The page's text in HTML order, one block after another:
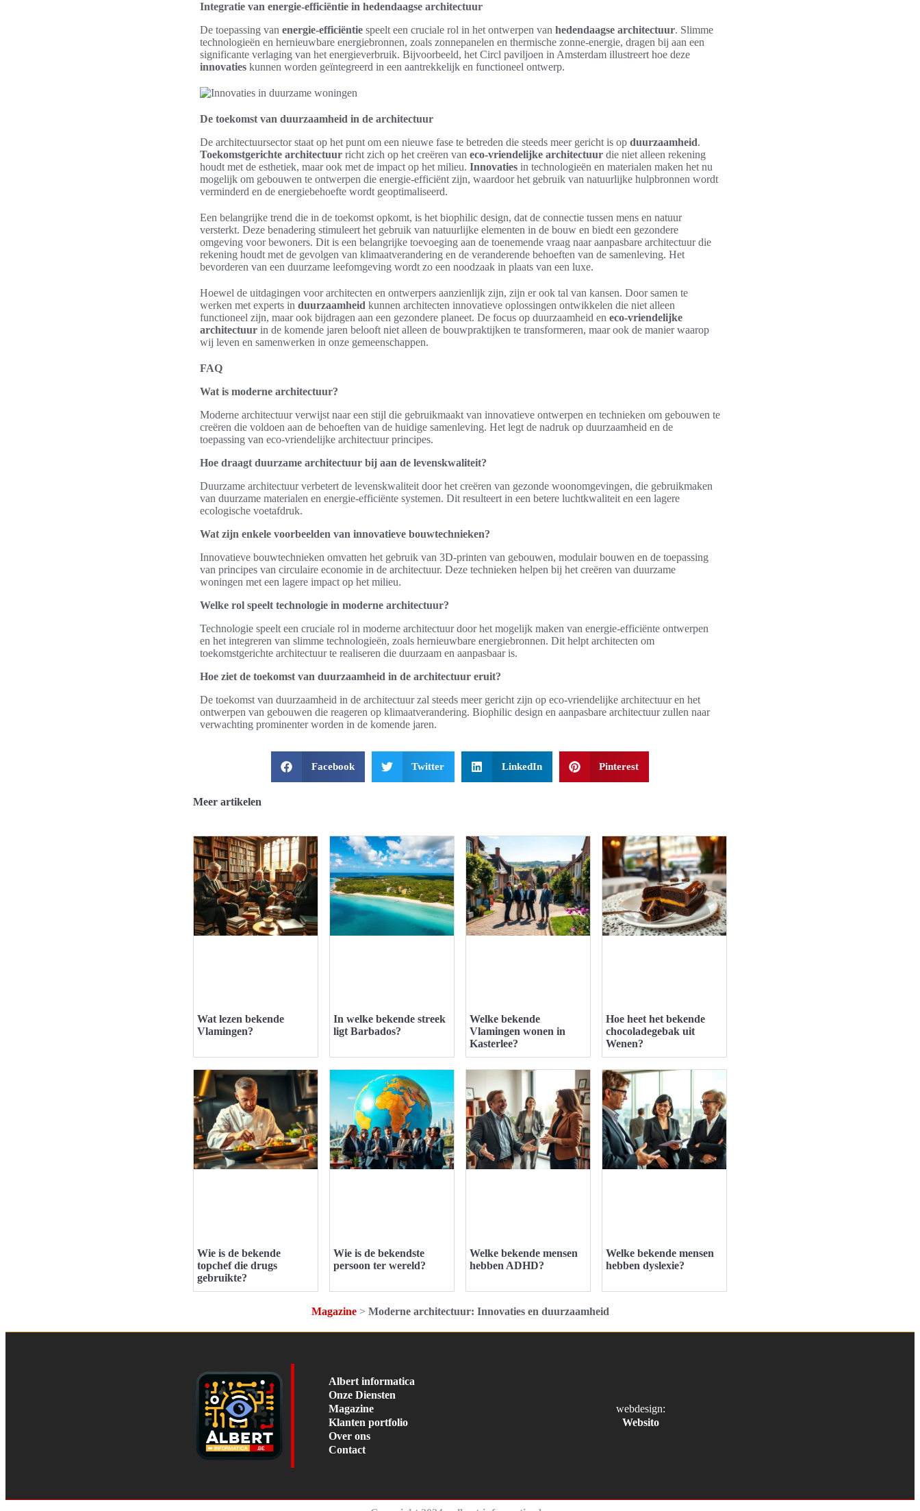
Integratie van energie-efficiëntie in hedendaagse architectuur
De toepassing van energie-efficiëntie speelt een cruciale rol in het ontwerpen van hedendaagse architectuur. Slimme
technologieën en hernieuwbare energiebronnen, zoals zonnepanelen en thermische zonne-energie, dragen bij aan een
significante verlaging van het energieverbruik. Bijvoorbeeld, het Circl paviljoen in Amsterdam illustreert hoe deze
innovaties kunnen worden geïntegreerd in een aantrekkelijk en functioneel ontwerp.
De toekomst van duurzaamheid in de architectuur
De architectuursector staat op het punt om een nieuwe fase te betreden die steeds meer gericht is op duurzaamheid.
Toekomstgerichte architectuur richt zich op het creëren van eco-vriendelijke architectuur die niet alleen rekening
houdt met de esthetiek, maar ook met de impact op het milieu. Innovaties in technologieën en materialen maken het nu
mogelijk om gebouwen te ontwerpen die energie-efficiënt zijn, waardoor het gebruik van natuurlijke hulpbronnen wordt
verminderd en de energiebehoefte wordt geoptimaliseerd.
Een belangrijke trend die in de toekomst opkomt, is het biophilic design, dat de connectie tussen mens en natuur
versterkt. Deze benadering stimuleert het gebruik van natuurlijke elementen in de bouw en biedt een gezondere
omgeving voor bewoners. Dit is een belangrijke toevoeging aan de toenemende vraag naar aanpasbare architectuur die
rekening houdt met de gevolgen van klimaatverandering en de veranderende behoeften van de samenleving. Het
bevorderen van een duurzame leefomgeving wordt zo een noodzaak in plaats van een luxe.
Hoewel de uitdagingen voor architecten en ontwerpers aanzienlijk zijn, zijn er ook tal van kansen. Door samen te
werken met experts in duurzaamheid kunnen architecten innovatieve oplossingen ontwikkelen die niet alleen
functioneel zijn, maar ook bijdragen aan een gezondere planeet. De focus op duurzaamheid en eco-vriendelijke
architectuur in de komende jaren belooft niet alleen de bouwpraktijken te transformeren, maar ook de manier waarop
wij leven en samenwerken in onze gemeenschappen.
FAQ
Wat is moderne architectuur?
Moderne architectuur verwijst naar een stijl die gebruikmaakt van innovatieve ontwerpen en technieken om gebouwen te
creëren die voldoen aan de behoeften van de huidige samenleving. Het legt de nadruk op duurzaamheid en de
toepassing van eco-vriendelijke architectuur principes.
Hoe draagt duurzame architectuur bij aan de levenskwaliteit?
Duurzame architectuur verbetert de levenskwaliteit door het creëren van gezonde woonomgevingen, die gebruikmaken
van duurzame materialen en energie-efficiënte systemen. Dit resulteert in een betere luchtkwaliteit en een lagere
ecologische voetafdruk.
Wat zijn enkele voorbeelden van innovatieve bouwtechnieken?
Innovatieve bouwtechnieken omvatten het gebruik van 3D-printen van gebouwen, modulair bouwen en de toepassing
van principes van circulaire economie in de architectuur. Deze technieken helpen bij het creëren van duurzame
woningen met een lagere impact op het milieu.
Welke rol speelt technologie in moderne architectuur?
Technologie speelt een cruciale rol in moderne architectuur door het mogelijk maken van energie-efficiënte ontwerpen
en het integreren van slimme technologieën, zoals hernieuwbare energiebronnen. Dit helpt architecten om
toekomstgerichte architectuur te realiseren die duurzaam en aanpasbaar is.
Hoe ziet de toekomst van duurzaamheid in de architectuur eruit?
De toekomst van duurzaamheid in de architectuur zal steeds meer gericht zijn op eco-vriendelijke architectuur en het
ontwerpen van gebouwen die reageren op klimaatverandering. Biophilic design en aanpasbare architectuur zullen naar
verwachting prominenter worden in de komende jaren.
Facebook Twitter LinkedIn Pinterest
Meer artikelen
Wat lezen bekende
Vlamingen?
In welke bekende streek
ligt Barbados?
Welke bekende
Vlamingen wonen in
Kasterlee?
Hoe heet het bekende
chocoladegebak uit
Wenen?
Wie is de bekende
topchef die drugs
gebruikte?
Wie is de bekendste
persoon ter wereld?
Welke bekende mensen
hebben ADHD?
Welke bekende mensen
hebben dyslexie?
Magazine> Moderne architectuur: Innovaties en duurzaamheid
Albert informatica
Onze Diensten
Magazine
Klanten portfolio
Over ons
Contact
webdesign:
Websito